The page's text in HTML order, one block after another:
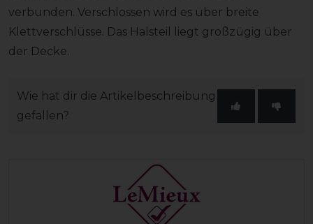
verbunden. Verschlossen wird es über breite
Klettverschlüsse. Das Halsteil liegt großzügig über
der Decke.
Wie hat dir die Artikelbeschreibung
gefallen?